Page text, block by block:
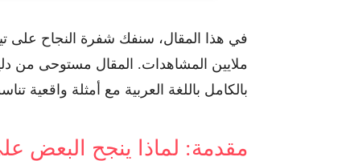
ملايين المشاهدات. المقال مستوحى من
بالكامل باللغة العربية مع أمثلة واقعية
مقدمة: لماذا ينجح البعض